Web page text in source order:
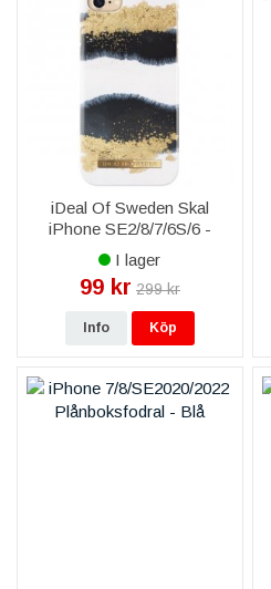
iDeal Of Sweden Skal
iPhone SE2/8/7/6S/6 -
Gleaming Licorice
I lager
99 kr 299 kr
Info Köp